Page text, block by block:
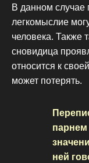
В данном случае
легкомыслие
человека. Также
сновидица
относится к своей
может потерять.
парнем
ней